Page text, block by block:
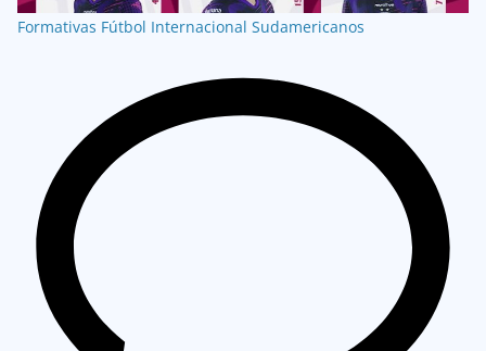
Formativas Fútbol Internacional Sudamericanos